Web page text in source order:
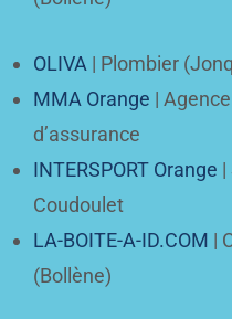
OLIVA | Plombier
MMA Orange |
d’assurance
INTERSPORT Orange |
Coudoulet
LA-BOITE-A-ID.COM |
(Bollène)